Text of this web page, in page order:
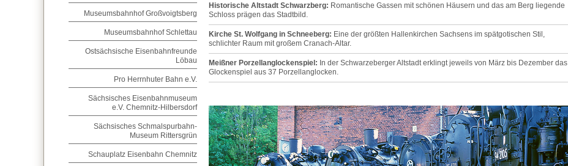
Museumsbahnhof Großvoigtsberg
Museumsbahnhof Schlettau
Ostsächsische Eisenbahnfreunde
Löbau
Pro Herrnhuter Bahn e.V.
Sächsisches Eisenbahnmuseum
e.V. Chemnitz-Hilbersdorf
Sächsisches Schmalspurbahn-
Museum Rittersgrün
Schauplatz Eisenbahn Chemnitz
Historische Altstadt Schwarzberg: Romantische Gassen mit schönen Häusern und das am Berg liegende
Schloss prägen das Stadtbild.
Kirche St. Wolfgang in Schneeberg: Eine der größten Hallenkirchen Sachsens im spätgotischen Stil,
schlichter Raum mit großem Cranach-Altar.
Meißner Porzellanglockenspiel: In der Schwarzeberger Altstadt erklingt jeweils von März bis Dezember das
Glockenspiel aus 37 Porzellanglocken.